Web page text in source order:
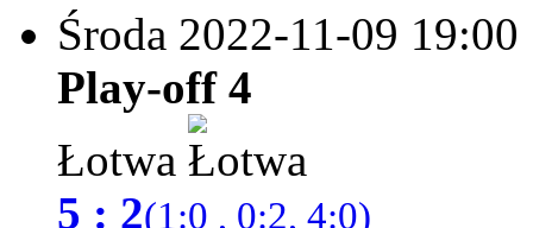
Środa 2022-11-09 19:00
Play-off 4
Łotwa
5 : 2(1:0 , 0:2, 4:0)